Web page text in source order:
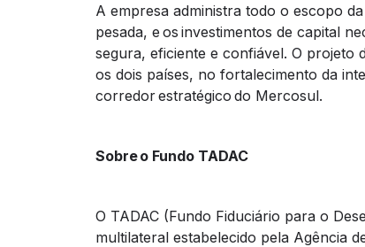
A empresa administra todo o escopo
pesada, e os investimentos de capital
segura, eficiente e confiável. O projeto
os dois países, no fortalecimento da
corredor estratégico do Mercosul.
Sobre o Fundo TADAC
O TADAC (Fundo Fiduciário para o
multilateral estabelecido pela Agência